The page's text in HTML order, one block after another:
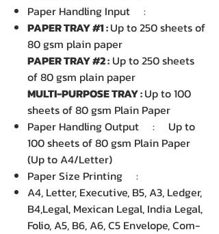
Paper Handling Input :
PAPER TRAY #1 :Up to 250 sheets of
80 gsm plain paper
PAPER TRAY #2 : Up to 250 sheets
of 80 gsm plain paper
MULTI-PURPOSE TRAY :Up to 100
sheets of 80 gsm Plain Paper
Paper Handling Output : Up to
100 sheets of 80 gsm Plain Paper
(Up to A4/Letter)
Paper Size Printing :
A4, Letter, Executive, B5, A3, Ledger,
B4,Legal, Mexican Legal, India Legal,
Folio, A5, B6, A6, C5 Envelope, Com-